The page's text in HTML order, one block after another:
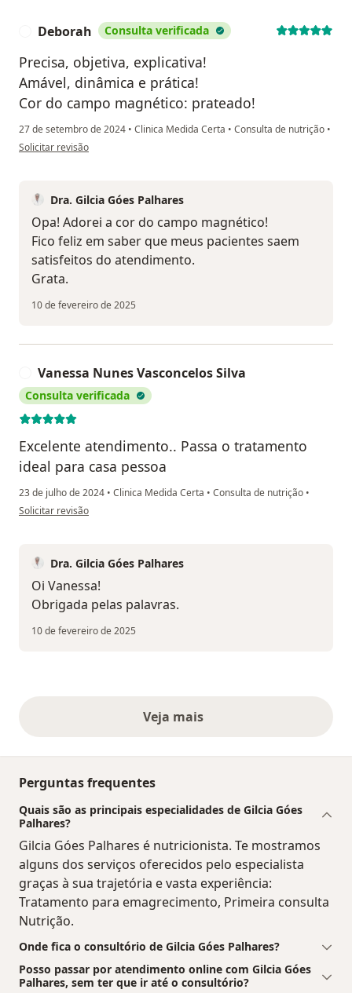
Deborah Consulta verificada
Precisa, objetiva, explicativa!
Amável, dinâmica e prática!
Cor do campo magnético: prateado!
27 de setembro de 2024 • Clinica Medida Certa • Consulta de nutrição •
na opinião do utilizador Deborah
Solicitar revisão
Dra. Gilcia Góes Palhares
Opa! Adorei a cor do campo magnético!
Fico feliz em saber que meus pacientes saem
satisfeitos do atendimento.
Grata.
10 de fevereiro de 2025
Vanessa Nunes Vasconcelos Silva
Consulta verificada
Excelente atendimento.. Passa o tratamento
ideal para casa pessoa
23 de julho de 2024 • Clinica Medida Certa • Consulta de nutrição •
na opinião do utilizador Vanessa Nunes Vasconcelos Silva
Solicitar revisão
Dra. Gilcia Góes Palhares
Oi Vanessa!
Obrigada pelas palavras.
10 de fevereiro de 2025
Veja maisopiniões acima
Perguntas frequentes
Quais são as principais especialidades de Gilcia Góes
Palhares?
Gilcia Góes Palhares é nutricionista. Te mostramos
alguns dos serviços oferecidos pelo especialista
graças à sua trajetória e vasta experiência:
Tratamento para emagrecimento, Primeira consulta
Nutrição.
Onde fica o consultório de Gilcia Góes Palhares?
Posso passar por atendimento online com Gilcia Góes
Palhares, sem ter que ir até o consultório?